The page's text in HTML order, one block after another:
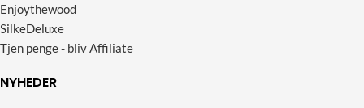
Enjoythewood
SilkeDeluxe
Tjen penge - bliv Affiliate
NYHEDER